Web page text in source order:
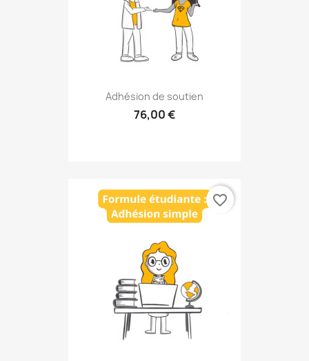
Adhésion de soutien
76,00 €
favorite_border